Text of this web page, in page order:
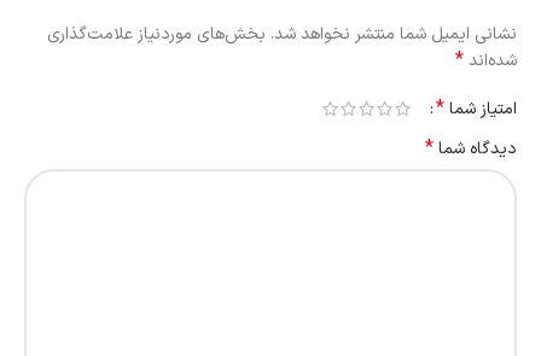
نشانی ایمیل شما منتشر نخواهد شد. بخش‌های موردنیاز علامت‌گذاری
شده‌اند*
امتیاز شما*
دیدگاه شما*